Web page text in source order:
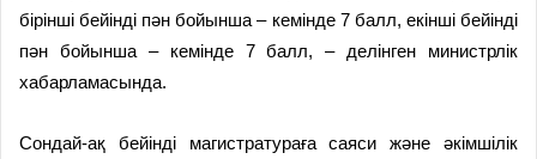
бірінші бейінді пән бойынша – кемінде 7 балл, екінші бейінді
пән бойынша – кемінде 7 балл, – делінген министрлік
хабарламасында.
Сондай-ақ бейінді магистратураға саяси және әкімшілік